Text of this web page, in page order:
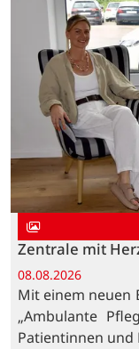
Zentrale mit
08.08.2026
Mit einem neuen
„Ambulante
Patientinnen und